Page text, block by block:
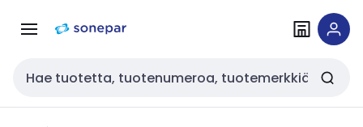
navigointiinsisältöön
Haku